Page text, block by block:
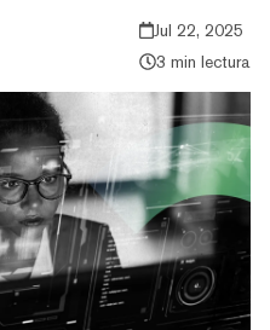
Jul 22, 2025
3 min lectura